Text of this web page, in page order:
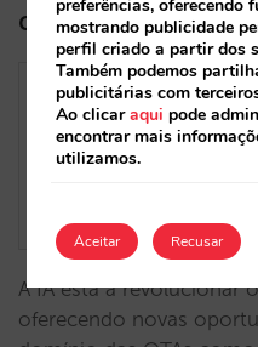
digital no setor
A IA está a revolucionar
oferecendo novas
preferências, oferecendo
mostrando publicidade
perfil criado a partir dos
Também podemos
publicitárias com
Ao clicaraqui pode
encontrar mais
utilizamos.
Aceitar Recusar